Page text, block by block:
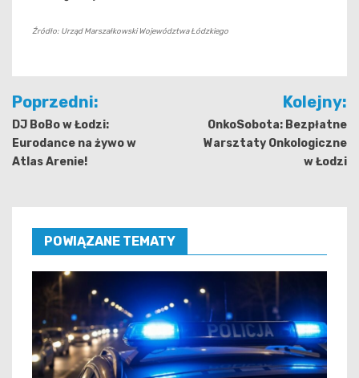
Źródło: Urząd Marszałkowski Województwa Łódzkiego
Nawigacja
wpisu
Poprzedni:
DJ BoBo w Łodzi:
Eurodance na żywo w
Atlas Arenie!
Kolejny:
OnkoSobota: Bezpłatne
Warsztaty Onkologiczne
w Łodzi
POWIĄZANE TEMATY